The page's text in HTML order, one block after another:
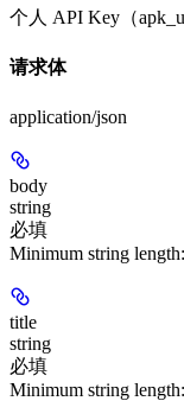
个人 API Key（
请求体
application/json
body
string
必填
Minimum string length:
title
string
必填
Minimum string length: